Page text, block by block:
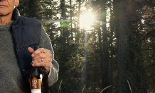
Lifestyle